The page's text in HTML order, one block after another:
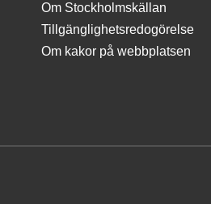
Om Stockholmskällan
Tillgänglighetsredogörelse
Om kakor på webbplatsen